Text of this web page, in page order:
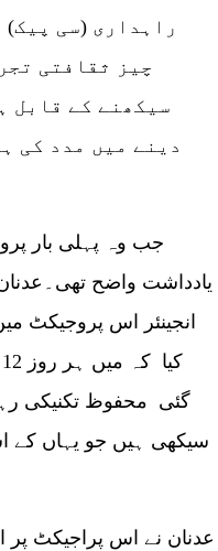
راہداری (سی
چیز ثقافتی
سیکھنے کے قابل
دینے میں مدد کی
جب وہ پہلی بار
انجینئر اس پروجیکٹ
گئی محفوظ تکنیکی
سیکھی ہیں جو یہاں کے